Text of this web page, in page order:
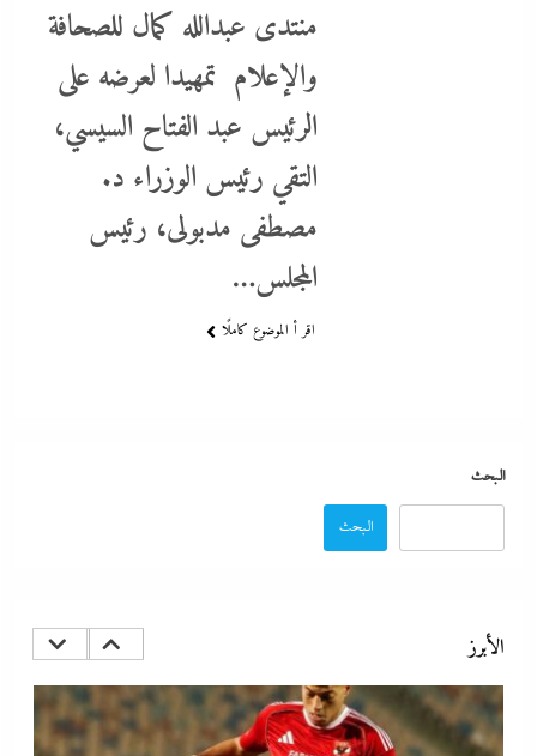
منتدى عبدالله كمال للصحافة
والإعلام تمهيدا لعرضه على
الرئيس عبد الفتاح السيسي،
التقي رئيس الوزراء د.
مصطفى مدبولى، رئيس
المجلس…
اقر أ الموضوع كاملًا
البحث
البحث
الأبرز
بعد غياب 75 عاما: منتخب المبارزة يحقق ميدالية عالمية..والأروع أنها
5 فبراير، 2026